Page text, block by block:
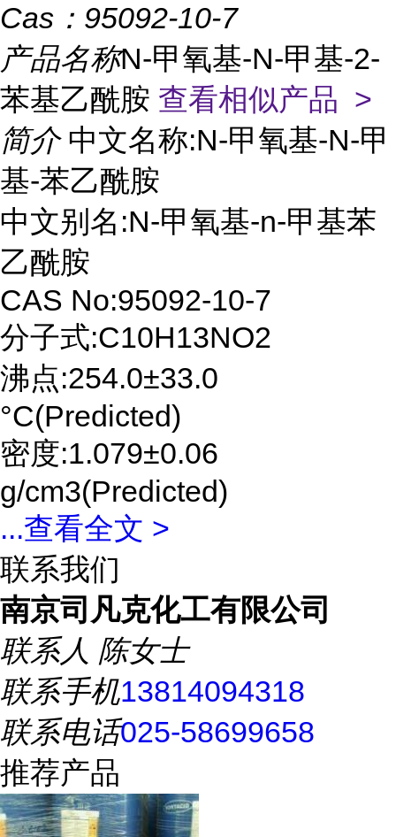
Cas： 95092-10-7
产品名称N-甲氧基-N-甲基-2-
苯基乙酰胺 查看相似产品 >
简介 中文名称:N-甲氧基-N-甲
基-苯乙酰胺
中文别名:N-甲氧基-n-甲基苯
乙酰胺
CAS No:95092-10-7
分子式:C10H13NO2
沸点:254.0±33.0
°C(Predicted)
密度:1.079±0.06
g/cm3(Predicted)
...查看全文 >
联系我们
南京司凡克化工有限公司
联系人 陈女士
联系手机13814094318
联系电话025-58699658
推荐产品